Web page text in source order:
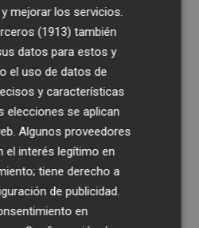
mejorar los servicios.
(1913) también
datos para estos y
el uso de datos de
y características
elecciones se aplican
Algunos proveedores
el interés legítimo en
tiene derecho a
de publicidad
en